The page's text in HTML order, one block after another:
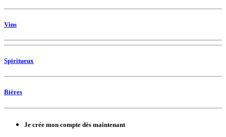
Vins
Spiritueux
Bières
Je crée mon compte dès maintenant